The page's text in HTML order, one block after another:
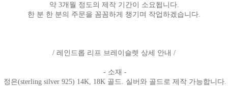
약 3개월 정도의 제작 기간이 소요됩니다.
한 분 한 분의 주문을 꼼꼼하게 챙기며 작업하겠습니다.
/ 레인드롭 리프 브레이슬렛 상세 안내 /
- 소재 -
정은(sterling silver 925) 14K, 18K 골드. 실버와 골드로 제작 가능합니다.